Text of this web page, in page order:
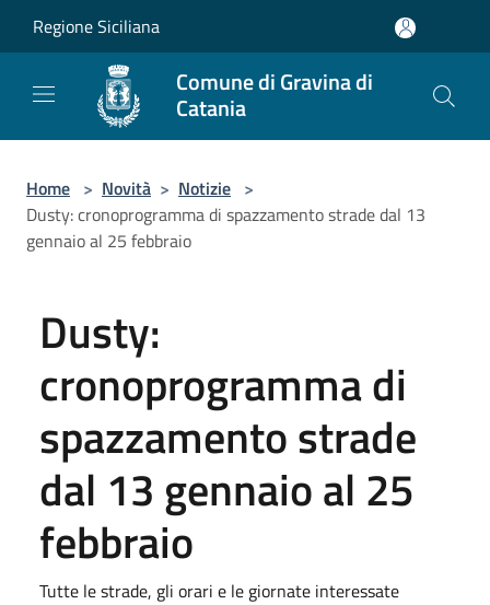
Regione Siciliana
Comune di Gravina di
Catania
Home > Novità > Notizie >
Dusty: cronoprogramma di spazzamento strade dal 13
gennaio al 25 febbraio
Dusty:
cronoprogramma di
spazzamento strade
dal 13 gennaio al 25
febbraio
Tutte le strade, gli orari e le giornate interessate